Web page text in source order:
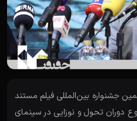
جشنواره بین‌المللی فیلم مستند
دوران تحول و نوزایی در سینمای